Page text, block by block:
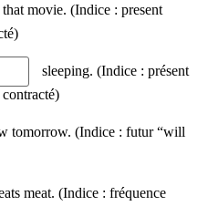
that movie. (Indice : present
sleeping. (Indice : présent
tomorrow. (Indice : futur “will
meat. (Indice : fréquence